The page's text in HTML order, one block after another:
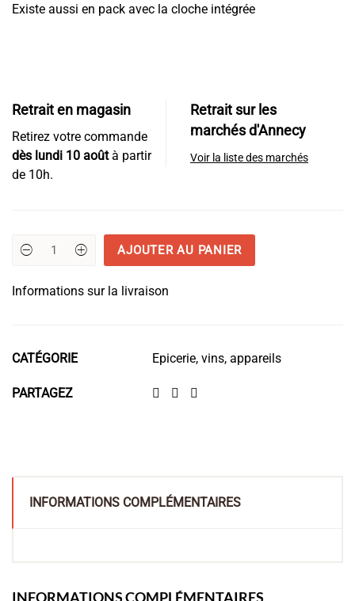
Existe aussi en pack avec la cloche intégrée
Retrait en magasin
Retirez votre commande
dès lundi 10 aoûtà partir
de 10h.
Retrait sur les
marchés d'Annecy
Voir la liste des marchés
quantité
en
AJOUTER AU PANIER
Informations sur la livraison
CATÉGORIE Epicerie, vins, appareils
PARTAGEZ
INFORMATIONS COMPLÉMENTAIRES
INFORMATIONS COMPLÉMENTAIRES